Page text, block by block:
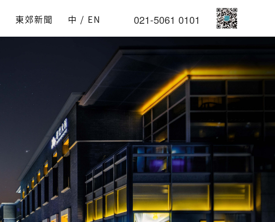
東郊新聞 中 / EN 021-5061 0101